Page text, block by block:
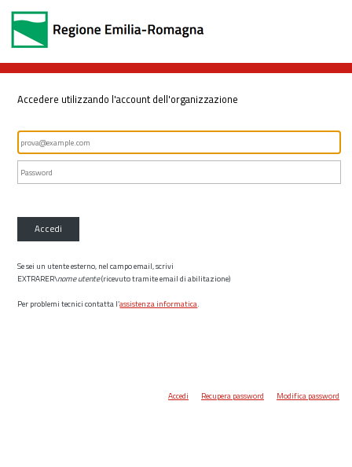
Accedere utilizzando l'account dell'organizzazione
Accedi
Se sei un utente esterno, nel campo email, scrivi
EXTRARER\nome utente(ricevuto tramite email di abilitazione)
Per problemi tecnici contatta l’assistenza informatica.
Accedi Recupera password Modifica password